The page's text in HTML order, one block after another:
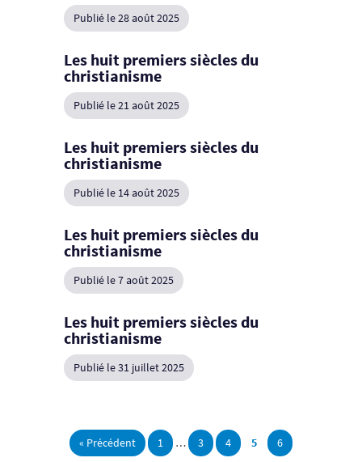
Publié le 28 août 2025
Les huit premiers siècles du
christianisme
Publié le 21 août 2025
Les huit premiers siècles du
christianisme
Publié le 14 août 2025
Les huit premiers siècles du
christianisme
Publié le 7 août 2025
Les huit premiers siècles du
christianisme
Publié le 31 juillet 2025
« Précédent 1 … 3 4 5 6